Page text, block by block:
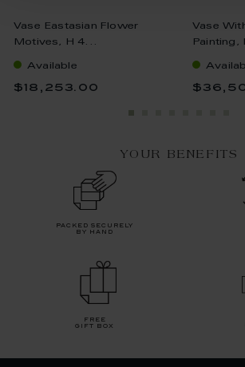
Vase Eastasian Flower
Motives, H 4...
Available
$18,253.00
Vase
Painting,
YOUR BENEFITS
packed securely
by hand
free
gift box